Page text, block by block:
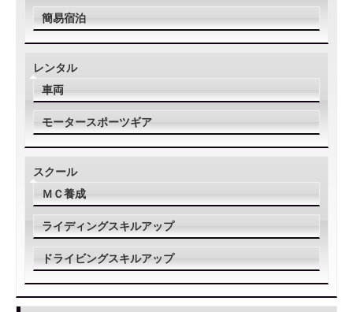
簡易宿泊
レンタル
車両
モータースポーツギア
スクール
ＭＣ養成
ライディングスキルアップ
ドライビングスキルアップ